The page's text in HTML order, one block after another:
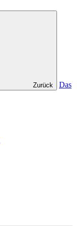
Zurück
Das